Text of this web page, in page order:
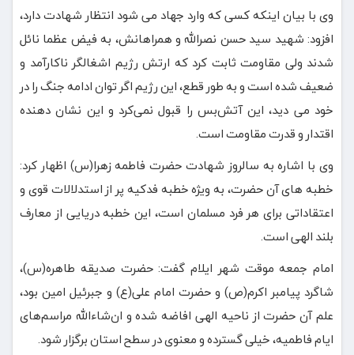
وی با بیان اینکه کسی که وارد جهاد می شود انتظار شهادت دارد،
افزود: شهید سید حسن نصرالله و همراهانش، به فیض عظما نائل
شدند ولی مقاومت ثابت کرد که ارتش رژیم اشغالگر ناکارآمد و
ضعیف شده است و به طور قطع، این رژیم اگر توان ادامه جنگ را در
خود می دید، این آتش‌بس را قبول نمی‌کرد و این نشان دهنده
اقتدار و قدرت مقاومت است.
وی با اشاره به سالروز شهادت حضرت فاطمه زهرا(س) اظهار کرد:
خطبه های آن حضرت، به ویژه خطبه فدکیه پر از استدلالات قوی و
اعتقاداتی برای هر فرد مسلمان است، این خطبه دریایی از معارف
بلند الهی است.
امام جمعه موقت شهر ایلام گفت: حضرت صدیقه طاهره(س)،
شاگرد پیامبر اکرم(ص) و حضرت امام علی(ع) و جبرئیل امین بود،
علم آن حضرت از ناحیه الهی افاضه شده و ان‌شاءالله مراسم‌های
ایام فاطمیه، خیلی گسترده و معنوی در سطح استان برگزار شود.